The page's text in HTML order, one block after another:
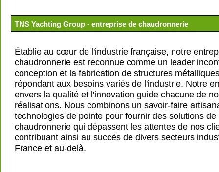
TNS Yachting Group - entreprise de chaudronnerie
Établie au cœur de l'industrie française, notre
chaudronnerie est reconnue comme un leader
conception et la fabrication de structures
répondant aux besoins variés de l'industrie. Notre
envers la qualité et l'innovation guide chacune de
réalisations. Nous combinons un savoir-faire
technologies de pointe pour fournir des solutions de
chaudronnerie qui dépassent les attentes de nos
contribuant ainsi au succès de divers secteurs
France et au-delà.